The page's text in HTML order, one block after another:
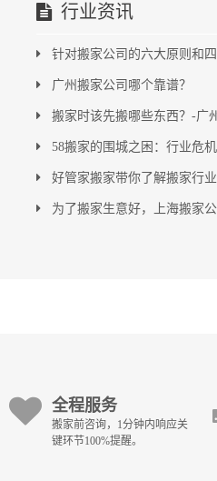
行业资讯
针对搬家公司的六大原则和四
广州搬家公司哪个靠谱？
搬家时该先搬哪些东西？-广
58搬家的围城之困：行业危
好管家搬家带你了解搬家行业
为了搬家生意好，上海搬家公
全程服务
搬家前咨询，1分钟内响应关
键环节100%提醒。